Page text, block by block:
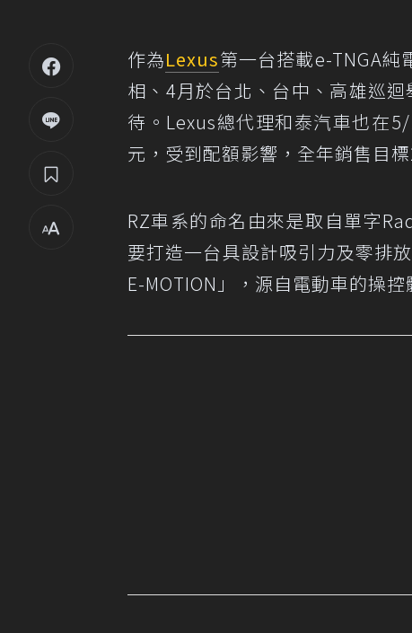
作為Lexus第一台搭載e-TNGA純
相、4月於台北、台中、高雄巡
待。Lexus總代理和泰汽車也在
元，受到配額影響，全年銷售目標
RZ車系的命名由來是取自單字
要打造一台具設計吸引力及零排
E-MOTION」，源自電動車的操